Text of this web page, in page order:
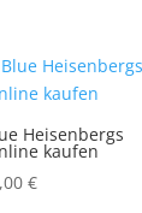
Heisenbergs
kaufen
€Price